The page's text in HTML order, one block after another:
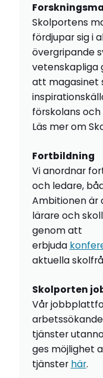
Skolportens
fördjupar sig i
övergripande
vetenskapliga
att magasinet
förskolans
Läs mer om
Fortbildning
Vi anordnar
och ledare,
Ambitionen är
lärare och
genom att
erbjuda
aktuella
Skolporten
Vår
tjänster
ges möjlighet
tjänster här.